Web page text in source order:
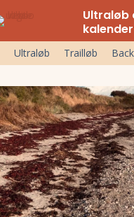
Ultraløb
kalender
Ultraløb Trailløb